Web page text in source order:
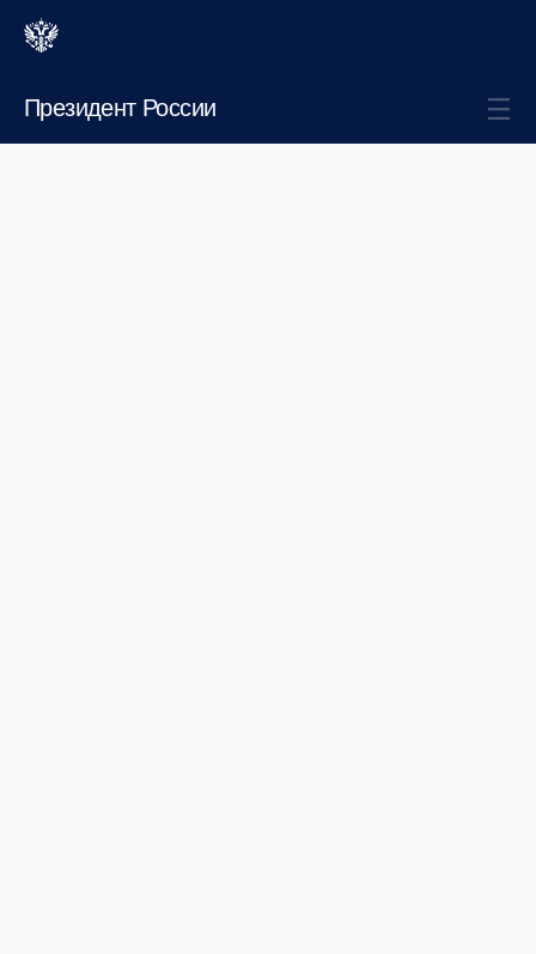
Президент России